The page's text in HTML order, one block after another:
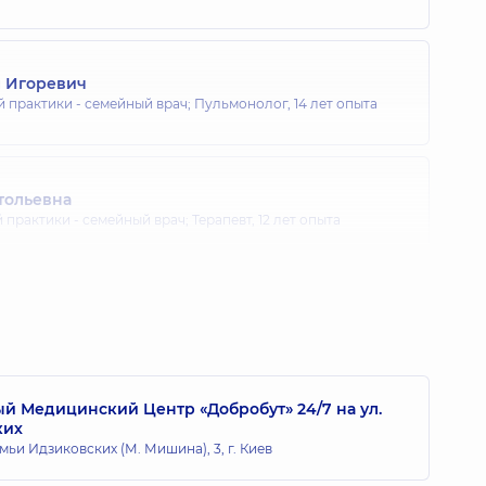
Игоревич
практики - семейный врач; Пульмонолог, 14 лет опыта
- семейный врач; Терапевт, 12 лет опыта
10 лет опыта
Медицинский Центр «Добробут» 24/7 на ул.
Идзиковских (М. Мишина), 3, г. Киев